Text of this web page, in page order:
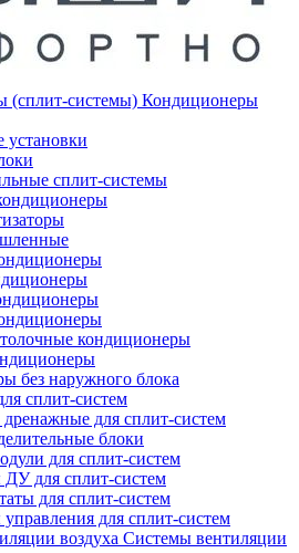
Кондиционеры
установки
сплит-системы
кондиционеры
без наружного блока
сплит-систем
для сплит-систем
блоки
для сплит-систем
ДУ для сплит-систем
для сплит-систем
для сплит-систем
Системы вентиляции